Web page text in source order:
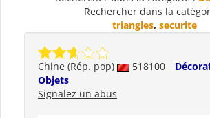
Rechercher dans la
triangles, securite
Chine (Rép. pop) 518100
Objets
Signalez un abus